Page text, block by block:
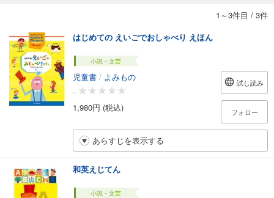
1～3件目 / 3件
はじめての えいごでおしゃべり えほん
小説・文芸
児童書 / よみもの
-
1,980円 (税込)
試し読み
フォロー
あらすじを表示する
和英えじてん
小説・文芸